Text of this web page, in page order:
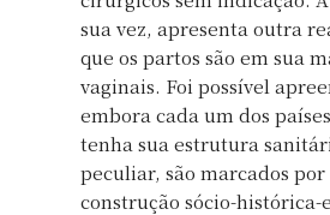
sua vez, apresenta outra
que os partos são em sua
vaginais. Foi possível
embora cada um dos
tenha sua estrutura
peculiar, são marcados por
construção sócio-histórica-